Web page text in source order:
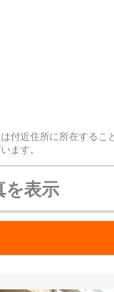
付近住所に所在するこ
ます。
を表示